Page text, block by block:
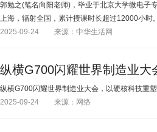
郭勉之(笔名向阳老师)，毕业于北京大学微电子
上海，辐射全国，累计授课时长超过12000小时
2025-09-24
来源：中华生活网
纵横G700闪耀世界制造业
纵横G700闪耀世界制造业大会，以硬核科技重
2025-09-24
来源：网络